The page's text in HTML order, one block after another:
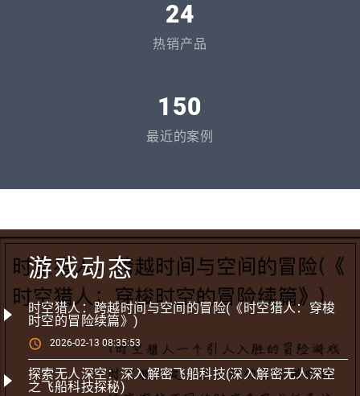
24
热销产品
150
最近的案例
游戏动态
时空猎人：跨越时间与空间的冒险(《时空猎人：穿梭
时空的冒险续篇》)
2026-02-13 08:35:53
探索无人深空：深入解密飞船科技(深入解密无人深空
之飞船科技探秘)